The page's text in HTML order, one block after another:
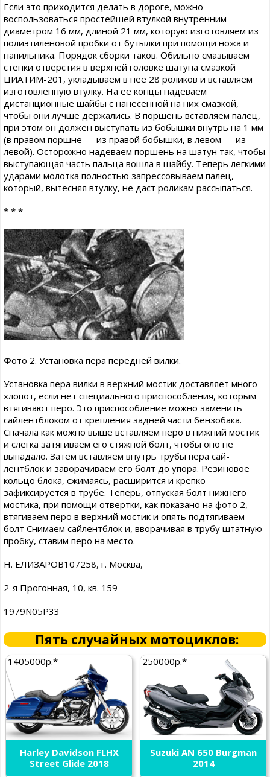
Если это приходится делать в дороге, можно
воспользоваться простейшей втулкой внутренним
диаметром 16 мм, длиной 21 мм, которую изготовляем из
полиэтиленовой пробки от бутылки при помощи ножа и
напильника. Порядок сборки таков. Обильно смазываем
стенки отверстия в верхней головке шатуна смазкой
ЦИАТИМ-201, укладываем в нее 28 роликов и вставляем
изготовленную втулку. На ее концы надеваем
дистанционные шайбы с нанесенной на них смазкой,
чтобы они лучше держались. В поршень вставляем палец,
при этом он должен выступать из бобышки внутрь на 1 мм
(в правом поршне — из правой бобышки, в левом — из
левой). Осторожно надеваем поршень на шатун так, чтобы
выступающая часть пальца вошла в шайбу. Теперь легкими
ударами молотка полностью запрессовываем палец,
который, вытесняя втулку, не даст роликам рассыпаться.
* * *
Фото 2. Установка пера передней вилки.
Установка пера вилки в верхний мостик доставляет много
хлопот, если нет специального приспособления, которым
втягивают перо. Это приспособление можно заменить
сайлентблоком от крепления задней части бензобака.
Сначала как можно выше вставляем перо в нижний мостик
и слегка затягиваем его стяжной болт, чтобы оно не
выпадало. Затем вставляем внутрь трубы пера сай-
лентблок и заворачиваем его болт до упора. Резиновое
кольцо блока, сжимаясь, расширится и крепко
зафиксируется в трубе. Теперь, отпуская болт нижнего
мостика, при помощи отвертки, как показано на фото 2,
втягиваем перо в верхний мостик и опять подтягиваем
болт Снимаем сайлентблок и, вворачивая в трубу штатную
пробку, ставим перо на место.
Н. ЕЛИЗАРОВ107258, г. Москва,
2-я Прогонная, 10, кв. 159
1979N05P33
Пять случайных мотоциклов:
1405000р.*
Harley Davidson FLHX
Street Glide 2018
250000р.*
Suzuki AN 650 Burgman
2014